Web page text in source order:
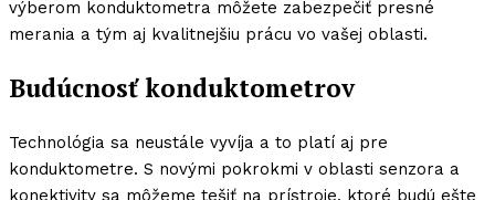
výberom konduktometra môžete zabezpečiť presné
merania a tým aj kvalitnejšiu prácu vo vašej oblasti.
Budúcnosť konduktometrov
Technológia sa neustále vyvíja a to platí aj pre
konduktometre. S novými pokrokmi v oblasti senzora a
konektivity sa môžeme tešiť na prístroje, ktoré budú ešte